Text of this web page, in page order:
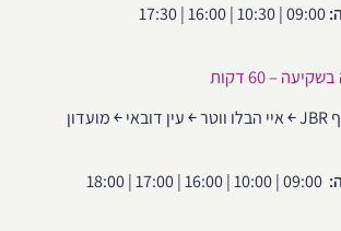
09:00 | 10:30 | 16:00 | 17:30
– 60 דקות
מרינה ￩ חוף JBR ￩ איי הבלו ווטר ￩ עין דובאי ￩ מועדון